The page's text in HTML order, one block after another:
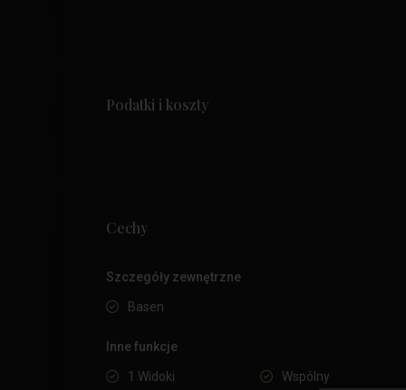
Podatki i koszty
Cechy
Szczegóły zewnętrzne
Basen
Inne funkcje
1 Widoki Wspólny